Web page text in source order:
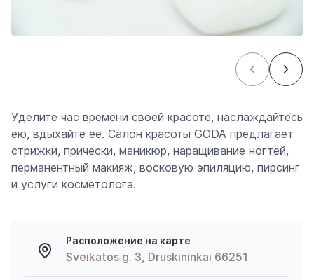
Уделите час времени своей красоте, наслаждайтесь
ею, вдыхайте ее. Салон красоты GODA предлагает
стрижки, прически, маникюр, наращивание ногтей,
перманентный макияж, восковую эпиляцию, пирсинг
и услуги косметолога.
Расположение на карте
Sveikatos g. 3, Druskininkai 66251